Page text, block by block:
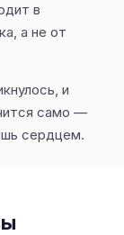
в
а не от
и
само —
сердцем.